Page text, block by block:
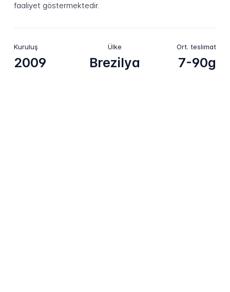
faaliyet göstermektedir.
Kuruluş
2009
Ülke
Brezilya
Ort. teslimat
7-90g